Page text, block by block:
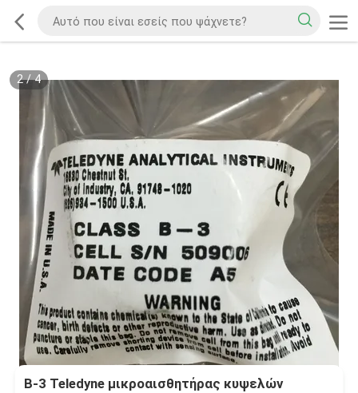
2/4
Β-3 Teledyne μικροαισθητήρας κυψελών